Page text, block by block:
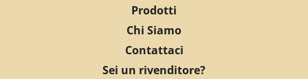
Prodotti
Chi Siamo
Contattaci
Sei un rivenditore?